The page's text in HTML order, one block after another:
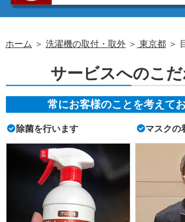
ホーム ＞ 洗濯機の取付・取外＞ 東京都＞
サービスへのこだ
常にお客様のことを考えて
除菌を行います マスクの